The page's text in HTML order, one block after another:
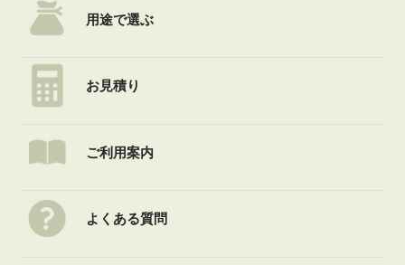
用途で選ぶ
お見積り
ご利用案内
よくある質問